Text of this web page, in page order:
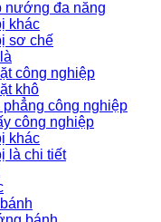
nướng đa năng
khác
sơ chế
công nghiệp
khô
phẳng công nghiệp
công nghiệp
khác
là chi tiết